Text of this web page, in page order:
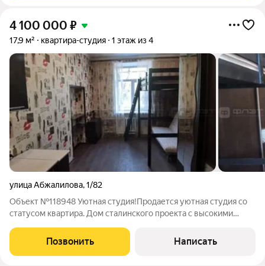
4 100 000 ₽
17,9 м² квартира-студия 1 этаж из 4
улица Абжалилова,1/82
Объект №118948 Уютная студия!Продается уютная студия со
статусом квартира. Дом сталинского проекта с высокими
кондиционер, вместительный шкаф и удобная двухуровневая
кровать (спальное место на втором
Позвонить Написать